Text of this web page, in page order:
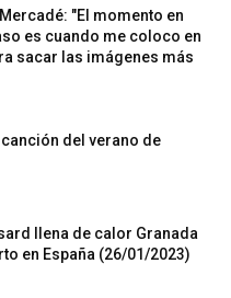
"El momento en
es cuando me coloco en
sacar las imágenes más
canción del verano de
llena de calor Granada
en España (26/01/2023)